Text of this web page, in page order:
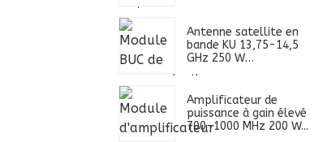
Antenne satellite en
bande KU 13,75-14,5
GHz 250 W…
Amplificateur de
puissance à gain élevé
700-1000 MHz 200 W...